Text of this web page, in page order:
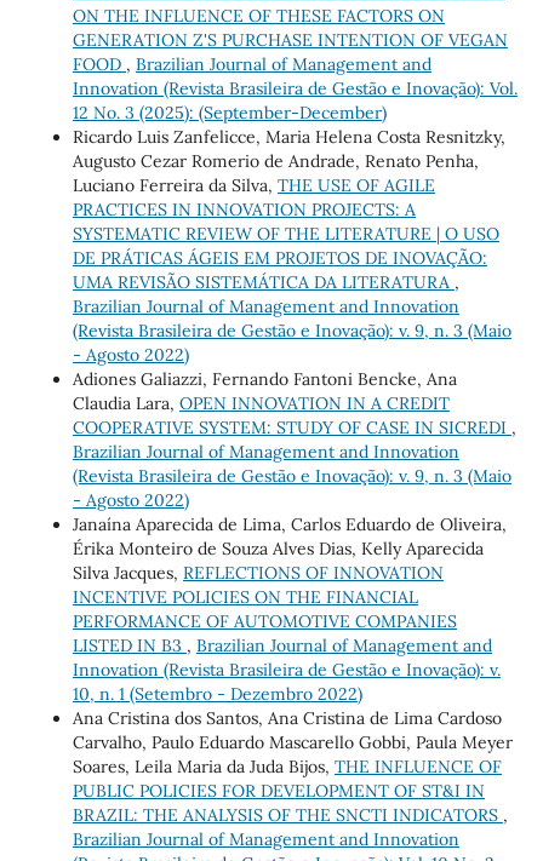
ON THE INFLUENCE OF THESE FACTORS ON
GENERATION Z'S PURCHASE INTENTION OF VEGAN
FOOD , Brazilian Journal of Management and
Innovation (Revista Brasileira de Gestão e Inovação): Vol.
12 No. 3 (2025): (September-December)
Ricardo Luis Zanfelicce, Maria Helena Costa Resnitzky,
Augusto Cezar Romerio de Andrade, Renato Penha,
Luciano Ferreira da Silva, THE USE OF AGILE
PRACTICES IN INNOVATION PROJECTS: A
SYSTEMATIC REVIEW OF THE LITERATURE | O USO
DE PRÁTICAS ÁGEIS EM PROJETOS DE INOVAÇÃO:
UMA REVISÃO SISTEMÁTICA DA LITERATURA ,
Brazilian Journal of Management and Innovation
(Revista Brasileira de Gestão e Inovação): v. 9, n. 3 (Maio
- Agosto 2022)
Adiones Galiazzi, Fernando Fantoni Bencke, Ana
Claudia Lara, OPEN INNOVATION IN A CREDIT
COOPERATIVE SYSTEM: STUDY OF CASE IN SICREDI ,
Brazilian Journal of Management and Innovation
(Revista Brasileira de Gestão e Inovação): v. 9, n. 3 (Maio
- Agosto 2022)
Janaína Aparecida de Lima, Carlos Eduardo de Oliveira,
Érika Monteiro de Souza Alves Dias, Kelly Aparecida
Silva Jacques, REFLECTIONS OF INNOVATION
INCENTIVE POLICIES ON THE FINANCIAL
PERFORMANCE OF AUTOMOTIVE COMPANIES
LISTED IN B3 , Brazilian Journal of Management and
Innovation (Revista Brasileira de Gestão e Inovação): v.
10, n. 1 (Setembro - Dezembro 2022)
Ana Cristina dos Santos, Ana Cristina de Lima Cardoso
Carvalho, Paulo Eduardo Mascarello Gobbi, Paula Meyer
Soares, Leila Maria da Juda Bijos, THE INFLUENCE OF
PUBLIC POLICIES FOR DEVELOPMENT OF ST&I IN
BRAZIL: THE ANALYSIS OF THE SNCTI INDICATORS ,
Brazilian Journal of Management and Innovation